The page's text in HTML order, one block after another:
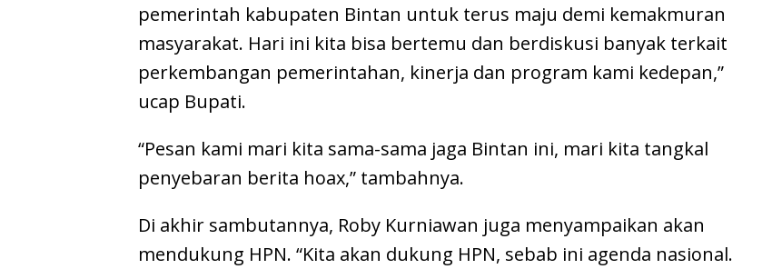
pemerintah kabupaten Bintan untuk terus maju demi kemakmuran
masyarakat. Hari ini kita bisa bertemu dan berdiskusi banyak terkait
perkembangan pemerintahan, kinerja dan program kami kedepan,”
ucap Bupati.
“Pesan kami mari kita sama-sama jaga Bintan ini, mari kita tangkal
penyebaran berita hoax,” tambahnya.
Di akhir sambutannya, Roby Kurniawan juga menyampaikan akan
mendukung HPN. “Kita akan dukung HPN, sebab ini agenda nasional.